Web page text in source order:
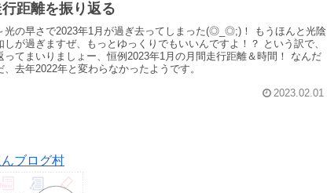
距離を振り返る
光の早さで2023年1月が過ぎ去ってしまった(◎_◎;)！ もうほんと光陰
しが過ぎますぜ、もっとゆっくりでもいいんですよ！？ という訳で、
ってまいりましょー、恒例2023年1月の月間走行距離＆時間！ なんだ
、去年2022年と変わらなかったようです。
2023.02.01
ブログ村